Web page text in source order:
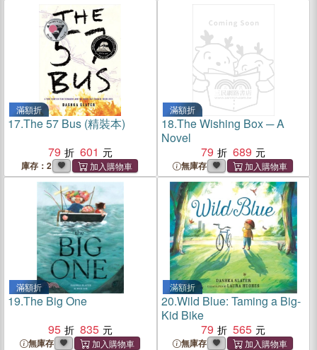
滿額折
17.The 57 Bus (精裝本)
79
601
庫存：2
滿額折
18.The Wishing Box ─ A
Novel
79
689
無庫存
滿額折
19.The Big One
95
835
無庫存
滿額折
20.Wild Blue: Taming a Big-
Kid Bike
79
565
無庫存